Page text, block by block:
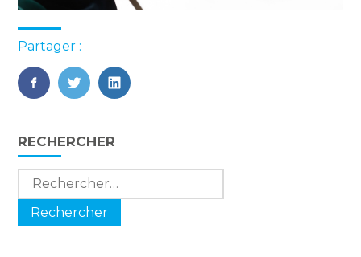
Partager :
FaceBook
TwitterLinkedIn
Blog
sidebar
RECHERCHER
Rechercher :